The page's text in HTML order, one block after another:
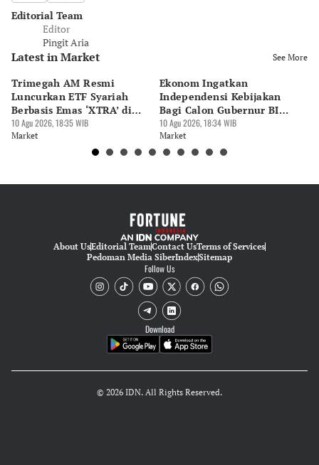
Editorial Team
Editor
Pingit Aria
Latest in Market See More
Trimegah AM Resmi
Luncurkan ETF Syariah
Berbasis Emas ‘XTRA’ di
BEI
10 Agu 2026, 18:35 WIB
Market
Ekonom Ingatkan
Independensi Kebijakan
Bagi Calon Gubernur BI
Destry
10 Agu 2026, 18:34 WIB
Market
About UsEditorial TeamContact UsTerms of Services
Pedoman Media SiberIndexSitemap
Follow Us
Download
© 2026 IDN. All Rights Reserved.